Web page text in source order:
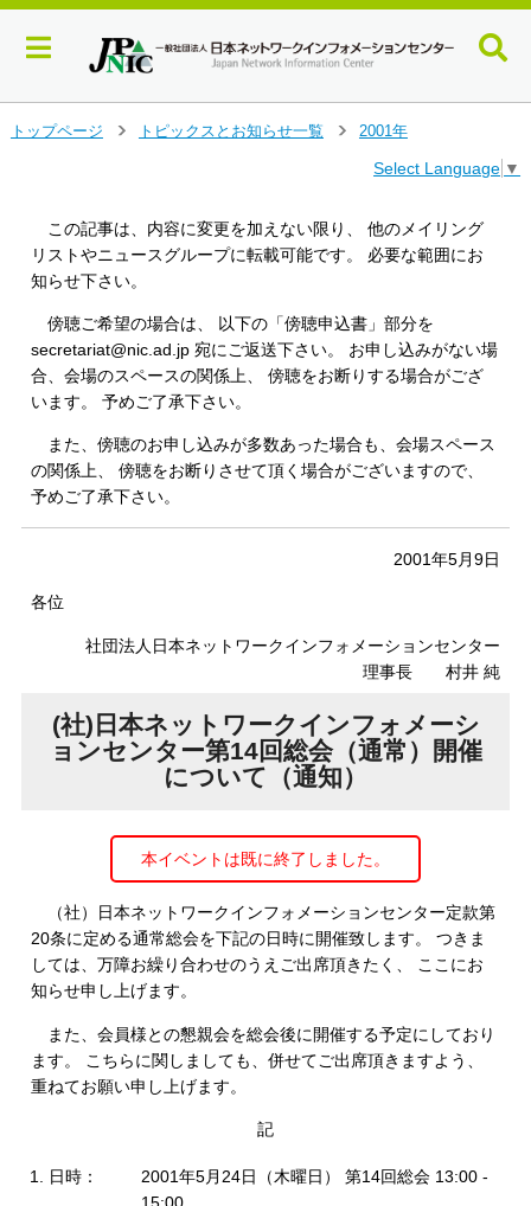
トップページ
トピックスとお知らせ一覧
2001年
Select Language ▼
この記事は、内容に変更を加えない限り、 他のメイリング
リストやニュースグループに転載可能です。 必要な範囲にお
知らせ下さい。
傍聴ご希望の場合は、 以下の「傍聴申込書」部分を
secretariat@nic.ad.jp 宛にご返送下さい。 お申し込みがない場
合、会場のスペースの関係上、 傍聴をお断りする場合がござ
います。 予めご了承下さい。
また、傍聴のお申し込みが多数あった場合も、会場スペース
の関係上、 傍聴をお断りさせて頂く場合がございますので、
予めご了承下さい。
2001年5月9日
各位
社団法人日本ネットワークインフォメーションセンター
理事長 村井 純
(社)日本ネットワークインフォメーシ
ョンセンター第14回総会（通常）開催
について（通知）
本イベントは既に終了しました。
（社）日本ネットワークインフォメーションセンター定款第
20条に定める通常総会を下記の日時に開催致します。 つきま
しては、万障お繰り合わせのうえご出席頂きたく、 ここにお
知らせ申し上げます。
また、会員様との懇親会を総会後に開催する予定にしており
ます。 こちらに関しましても、併せてご出席頂きますよう、
重ねてお願い申し上げます。
記
1. 日時：
2001年5月24日（木曜日） 第14回総会 13:00 -